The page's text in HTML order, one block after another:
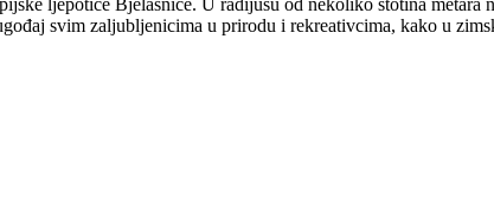
svim zaljubljenicima u prirodu i rekreativcima, kako u